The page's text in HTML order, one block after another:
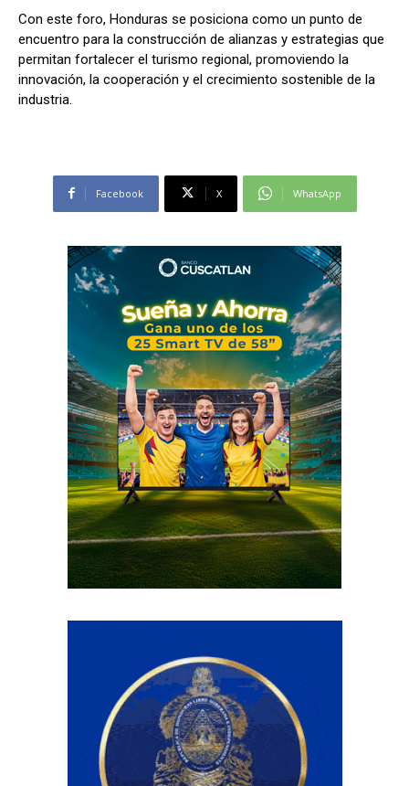
Con este foro, Honduras se posiciona como un punto de
encuentro para la construcción de alianzas y estrategias que
permitan fortalecer el turismo regional, promoviendo la
innovación, la cooperación y el crecimiento sostenible de la
industria.
Facebook X WhatsApp